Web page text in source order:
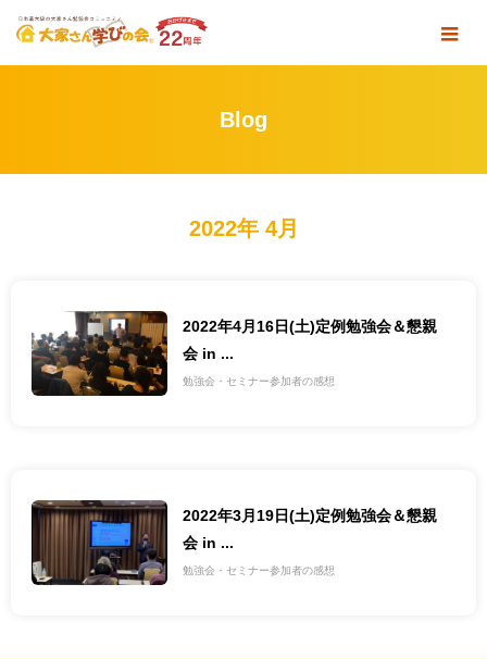
Blog
2022年 4月
2022年4月16日(土)定例勉強会＆懇親
会 in ...
勉強会・セミナー参加者の感想
2022年3月19日(土)定例勉強会＆懇親
会 in ...
勉強会・セミナー参加者の感想